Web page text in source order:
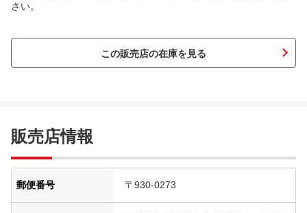
さい。
この販売店の在庫を見る
販売店情報
郵便番号 〒930-0273